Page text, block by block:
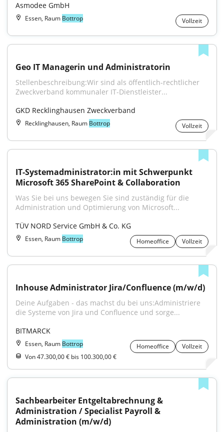
Asmodee GmbH
Essen, Raum Bottrop Vollzeit
Geo IT Managerin und Administratorin
Stellenbeschreibung:Wir sind als öffentlich-rechtlicher
Zweckverband kommunaler IT-Dienstleister...
GKD Recklinghausen Zweckverband
Recklinghausen, Raum Bottrop Vollzeit
IT-Systemadministrator:in mit Schwerpunkt
Microsoft 365 SharePoint & Collaboration
Was Sie bei uns bewegen Sie sind zuständig für die
Administration und Optimierung von Microsoft...
TÜV NORD Service GmbH & Co. KG
Essen, Raum Bottrop Homeoffice Vollzeit
Inhouse Administrator Jira/Confluence (m/w/d)
Deine Aufgaben - das machst du bei uns:Administriere
die Systeme von Jira und Confluence und sorge...
BITMARCK
Essen, Raum Bottrop Homeoffice
Vollzeit
Von 47.300,00 € bis 100.300,00 €
Sachbearbeiter Entgeltabrechnung &
Administration / Specialist Payroll &
Administration (m/w/d)